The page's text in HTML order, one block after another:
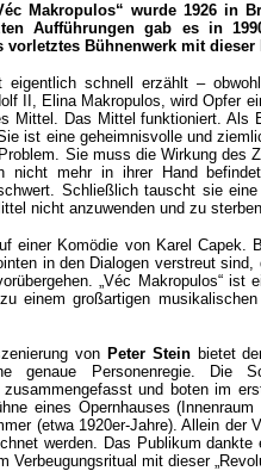
Makropulos“ wurde 1926 in
Aufführungen gab es in
vorletztes Bühnenwerk mit
eigentlich schnell erzählt –
II, Elina Makropulos, wird Opfer
Mittel. Das Mittel funktioniert.
ist eine geheimnisvolle und
Sie muss die Wirkung des
nicht mehr in ihrer Hand
Schließlich tauscht sie
nicht anzuwenden und zu
einer Komödie von Karel Capek.
in den Dialogen verstreut
„Véc Makropulos“
einem großartigen
von Peter Steinbietet
genaue Personenregie. Die
zusammengefasst und boten im
eines Opernhauses
(etwa 1920er-Jahre). Allein
werden. Das Publikum
Verbeugungsritual mit dieser